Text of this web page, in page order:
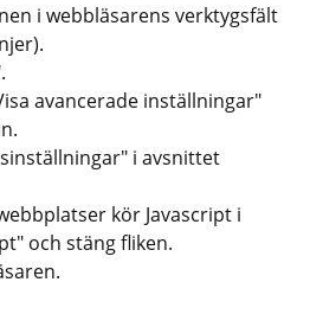
i webbläsarens verktygsfält
avancerade inställningar"
i avsnittet
kör Javascript i
och stäng fliken.